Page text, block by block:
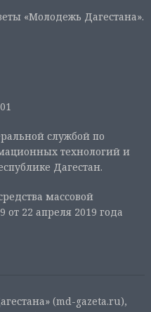
«Молодежь Дагестана».
службой по
технологий и
Дагестан.
массовой
22 апреля 2019 года
(md-gazeta.ru),